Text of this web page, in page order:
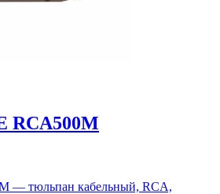
RCA500M
— тюльпан кабельный, RCA,